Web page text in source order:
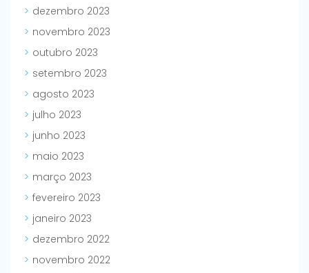
dezembro 2023
novembro 2023
outubro 2023
setembro 2023
agosto 2023
julho 2023
junho 2023
maio 2023
março 2023
fevereiro 2023
janeiro 2023
dezembro 2022
novembro 2022